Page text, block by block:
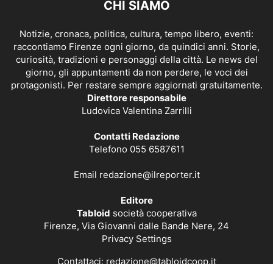
CHI SIAMO
Notizie, cronaca, politica, cultura, tempo libero, eventi:
raccontiamo Firenze ogni giorno, da quindici anni. Storie,
curiosità, tradizioni e personaggi della città. Le news del
giorno, gli appuntamenti da non perdere, le voci dei
protagonisti. Per restare sempre aggiornati gratuitamente.
Direttore responsabile
Ludovica Valentina Zarrilli
Contatti Redazione
Telefono 055 6587611
Email redazione@ilreporter.it
Editore
Tabloid società cooperativa
Firenze, Via Giovanni dalle Bande Nere, 24
Privacy Settings
Contattaci: redazione@tabloidcoop.it